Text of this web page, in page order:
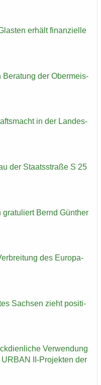
er­hält fi­nan­zi­el­le
Be­ra­tung der Ober­meis­
in der Lan­des­
der Staats­stra­ße S 25
Bernd Gün­ther
des Eu­ro­pa­
Sach­sen zieht po­si­ti­
Ver­wen­dung
II-​Projekten der